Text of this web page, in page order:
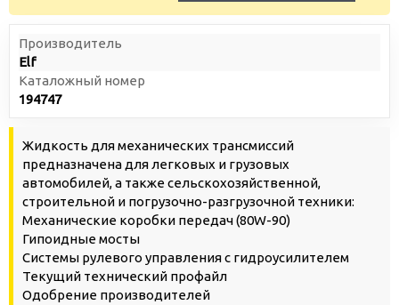
Производитель
Elf
Каталожный номер
194747
Жидкость для механических трансмиссий
предназначена для легковых и грузовых
автомобилей, а также сельскохозяйственной,
строительной и погрузочно-разгрузочной техники:
Механические коробки передач (80W-90)
Гипоидные мосты
Системы рулевого управления с гидроусилителем
Текущий технический профайл
Одобрение производителей